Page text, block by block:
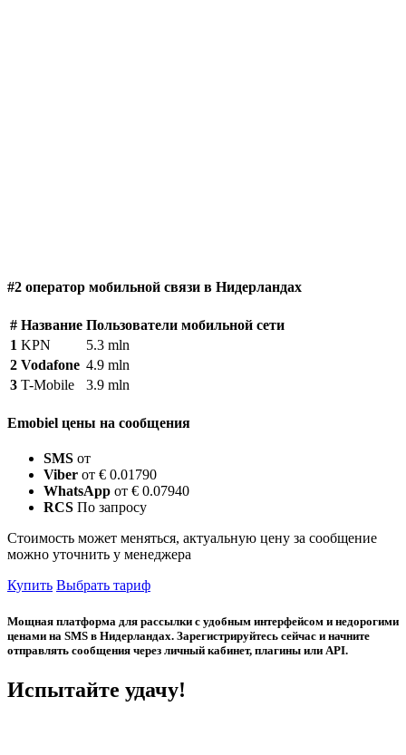
#2 оператор мобильной связи в Нидерландах
# Название Пользователи мобильной сети
1 KPN
5.3 mln
2 Vodafone 4.9 mln
3 T-Mobile 3.9 mln
Emobiel цены на сообщения
SMS от
Viber от € 0.01790
WhatsApp от € 0.07940
RCS По запросу
Стоимость может меняться, актуальную цену за сообщение
можно уточнить у менеджера
Купить Выбрать тариф
Мощная платформа для рассылки с удобным интерфейсом и недорогими
ценами на SMS в Нидерландах. Зарегистрируйтесь сейчас и начните
отправлять сообщения через личный кабинет, плагины или API.
Испытайте удачу!